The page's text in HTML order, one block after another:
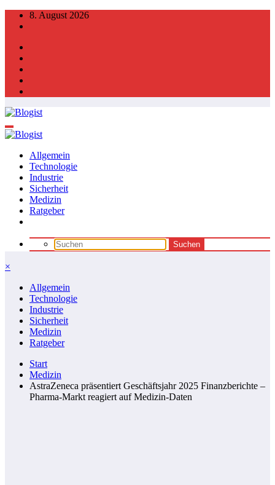
Zum
Inhalt
8. August 2026
Allgemein
Technologie
Industrie
Sicherheit
Medizin
Ratgeber
×
Allgemein
Technologie
Industrie
Sicherheit
Medizin
Ratgeber
Start
Medizin
AstraZeneca präsentiert Geschäftsjahr 2025 Finanzberichte –
Pharma-Markt reagiert auf Medizin-Daten